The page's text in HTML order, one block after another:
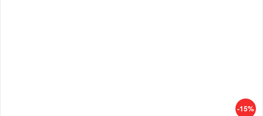
-15%